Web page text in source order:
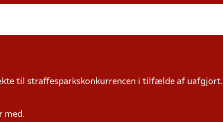
til straffesparkskonkurrencen i tilfælde af uafgjort.
med.